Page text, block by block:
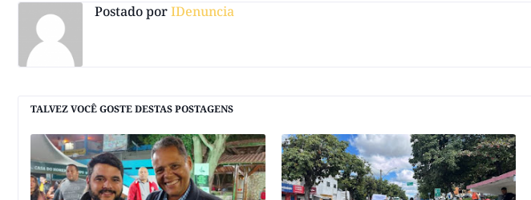
Postado porIDenuncia
TALVEZ VOCÊ GOSTE DESTAS POSTAGENS